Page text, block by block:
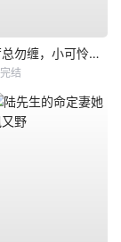
厉总勿缠，小可怜只想当厂妹
结